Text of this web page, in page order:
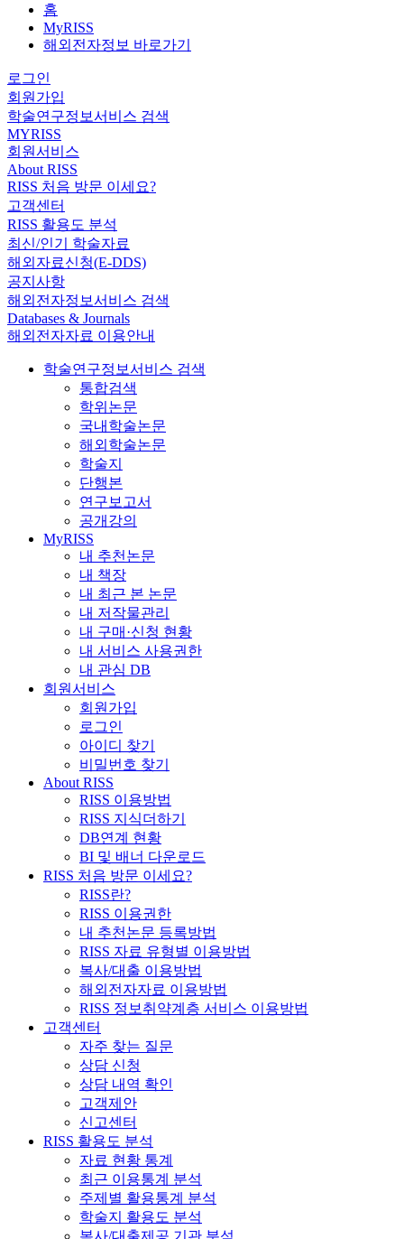
홈
MyRISS
해외전자정보 바로가기
로그인
회원가입
학술연구정보서비스 검색
MYRISS
회원서비스
About RISS
RISS 처음 방문 이세요?
고객센터
RISS 활용도 분석
최신/인기 학술자료
해외자료신청(E-DDS)
공지사항
해외전자정보서비스 검색
Databases & Journals
해외전자자료 이용안내
학술연구정보서비스 검색
통합검색
학위논문
국내학술논문
해외학술논문
학술지
단행본
연구보고서
공개강의
MyRISS
내 추천논문
내 책장
내 최근 본 논문
내 저작물관리
내 구매·신청 현황
내 서비스 사용권한
내 관심 DB
회원서비스
회원가입
로그인
아이디 찾기
비밀번호 찾기
About RISS
RISS 이용방법
RISS 지식더하기
DB연계 현황
BI 및 배너 다운로드
RISS 처음 방문 이세요?
RISS란?
RISS 이용권한
내 추천논문 등록방법
RISS 자료 유형별 이용방법
복사/대출 이용방법
해외전자자료 이용방법
RISS 정보취약계층 서비스 이용방법
고객센터
자주 찾는 질문
상담 신청
상담 내역 확인
고객제안
신고센터
RISS 활용도 분석
자료 현황 통계
최근 이용통계 분석
주제별 활용통계 분석
학술지 활용도 분석
복사/대출제공 기관 분석